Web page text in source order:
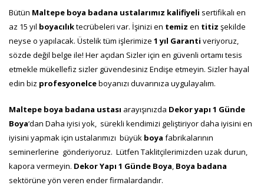
Bütün Maltepe boya badana ustalarımız kalifiyeli sertifikalı en
az 15 yıl boyacılıktecrübeleri var. İşinizi en temiz en titiz şekilde
neyse o yapılacak. Üstelik tüm işlerimize 1 yıl Garanti veriyoruz,
sözde değil belge ile! Her açıdan Sizler için en güvenli ortamı tesis
etmekle mükellefiz sizler güvendesiniz Endişe etmeyin. Sizler hayal
edin biz profesyonelceboyanızı duvarınıza uygulayalım.
Maltepe boya badana ustası arayışınızda Dekor yapı 1 Günde
Boya‘dan Daha iyisi yok, sürekli kendimizi geliştiriyor daha iyisini en
iyisini yapmak için ustalarımızı büyük boya fabrikalarının
seminerlerine gönderiyoruz. Lütfen Taklitçilerimizden uzak durun,
kapora vermeyin. Dekor Yapı 1 Günde Boya, Boya badana
sektörüne yön veren ender firmalardandır.